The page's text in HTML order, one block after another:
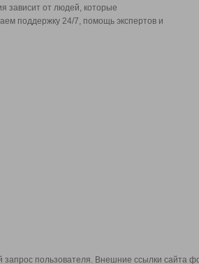
зависит от людей, которые
поддержку 24/7, помощь экспертов и
пользователя. Внешние ссылки сайта